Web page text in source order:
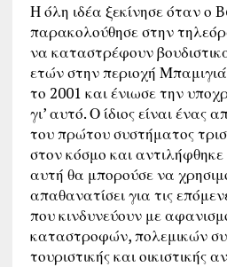
Η όλη ιδέα ξεκίνησε όταν ο
παρακολούθησε στην
να καταστρέφουν
ετών στην περιοχή
το 2001 και ένιωσε την
γι’ αυτό. Ο ίδιος είναι ένας
του πρώτου συστήματος
στον κόσμο και αντιλήφθηκε
αυτή θα μπορούσε να
απαθανατίσει για τις
που κινδυνεύουν με
καταστροφών, πολεμικών
τουριστικής και οικιστικής